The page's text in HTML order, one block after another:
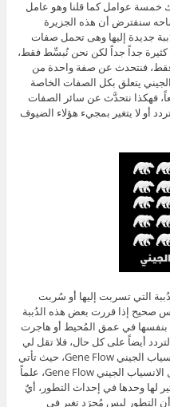
خمسة عوامل كما قلنا وهو عامل
سنفترض أن هذه الجزيرة
جديدة إليها وهى تحمل صفات
جداً جداً لكن نحن نُبسِّط فقط،
فقط، فنتحدث عن صفة واحدة من
يتعلق بكل الصفات الخاصة
فهكذا نتحدَّث عن سائر الصفات
أو لا يتغير بمجيء هؤلاء الضيوف
التي تسربت إليها أو سُربت
صحيح إذا قررت بعض هذه الدُببة
بنفسها في عمق المُحيط أو هاجرت
أيضاً على كل حال، فلا تقل لي
أن هذا إسمه الحركة، ولكن هذا إسمه الانسياب الجيني Gene Flow، حيث تأتي
جينات Genes وتذهب أُخرى، فهذا هوعامل الانسياب الجيني Gene Flow، علماً
لها وحدها في إحداث التطور، أيٌ
أن التطور ليس مُجرَد تغير في